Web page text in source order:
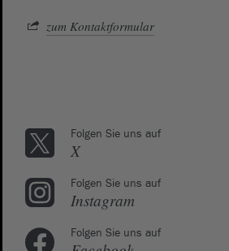
zum Kontaktformular
Folgen Sie uns auf
X
Folgen Sie uns auf
Instagram
Folgen Sie uns auf